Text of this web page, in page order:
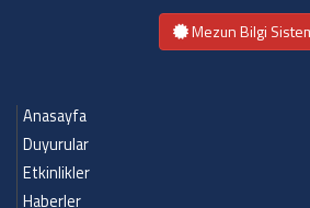
Mezun Bilgi
Anasayfa
Duyurular
Etkinlikler
Haberler